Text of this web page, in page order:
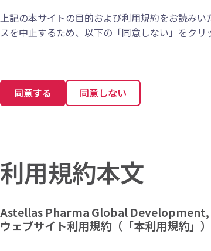
上記の本サイトの目的および利用規約をお読み
スを中止するため、以下の「同意しない」をクリ
同意する 同意しない
利用規約本文
Astellas Pharma Global Development,
ウェブサイト利用規約（「本利用規約」）